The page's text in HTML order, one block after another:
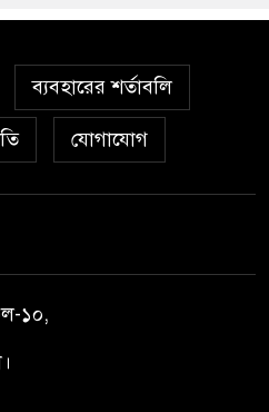
ব্যবহারের শর্তাবলি
যোগাযোগ
১০,